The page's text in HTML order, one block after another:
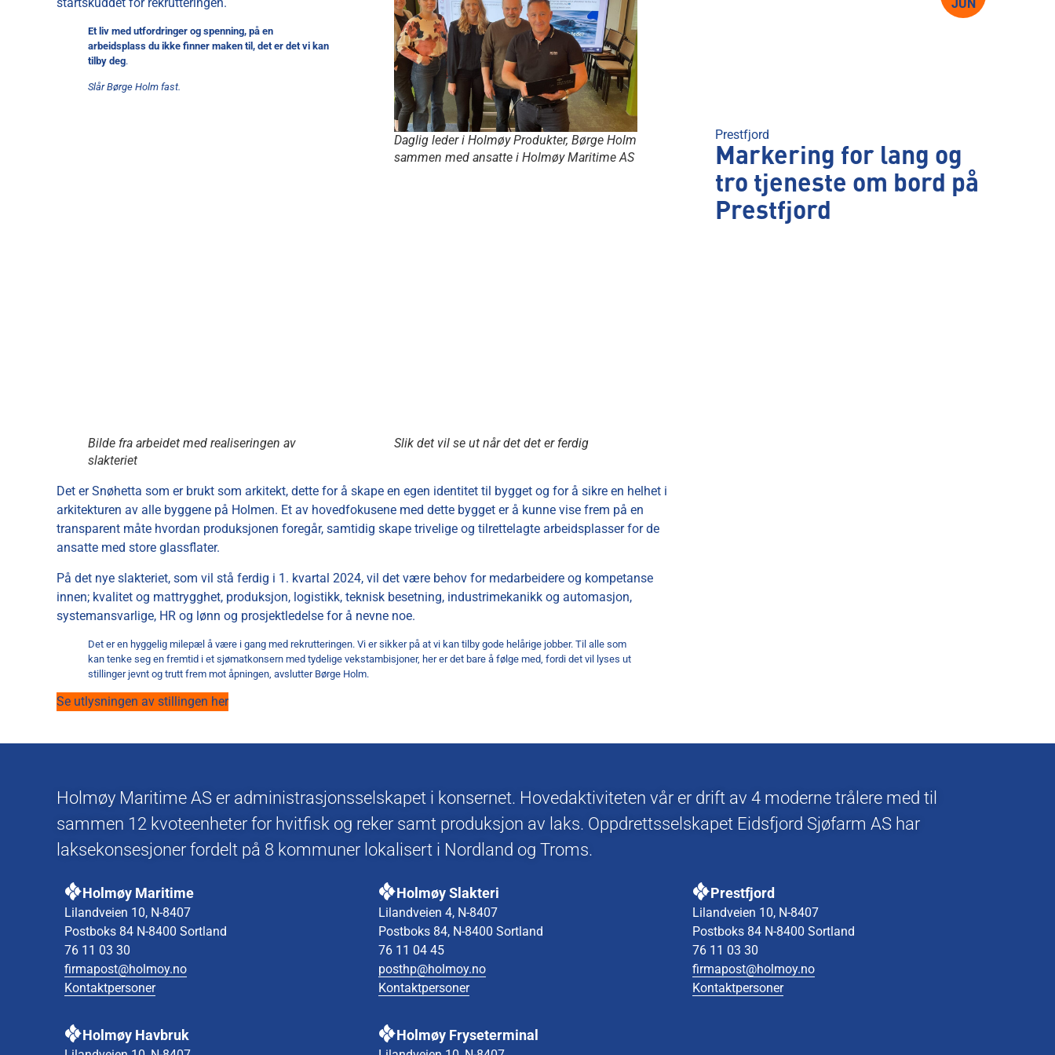
Et liv med utfordringer og spenning, på en
arbeidsplass du ikke finner maken til, det er det vi kan
tilby deg.
Slår Børge Holm fast.
Daglig leder i Holmøy Produkter, Børge Holm
sammen med ansatte i Holmøy Maritime AS
Bilde fra arbeidet med realiseringen av
slakteriet
Slik det vil se ut når det det er ferdig
Det er Snøhetta som er brukt som arkitekt, dette for å skape en egen identitet til bygget og for å sikre en helhet i
arkitekturen av alle byggene på Holmen. Et av hovedfokusene med dette bygget er å kunne vise frem på en
transparent måte hvordan produksjonen foregår, samtidig skape trivelige og tilrettelagte arbeidsplasser for de
ansatte med store glassflater.
På det nye slakteriet, som vil stå ferdig i 1. kvartal 2024, vil det være behov for medarbeidere og kompetanse
innen; kvalitet og mattrygghet, produksjon, logistikk, teknisk besetning, industrimekanikk og automasjon,
systemansvarlige, HR og lønn og prosjektledelse for å nevne noe.
Det er en hyggelig milepæl å være i gang med rekrutteringen. Vi er sikker på at vi kan tilby gode helårige jobber. Til alle som
kan tenke seg en fremtid i et sjømatkonsern med tydelige vekstambisjoner, her er det bare å følge med, fordi det vil lyses ut
stillinger jevnt og trutt frem mot åpningen, avslutter Børge Holm.
Se utlysningen av stillingen her
JUN
Prestfjord
Markering for lang og
tro tjeneste om bord på
Prestfjord
Holmøy Maritime AS er administrasjonsselskapet i konsernet. Hovedaktiviteten vår er drift av 4 moderne trålere med til
sammen 12 kvoteenheter for hvitfisk og reker samt produksjon av laks. Oppdrettsselskapet Eidsfjord Sjøfarm AS har
laksekonsesjoner fordelt på 8 kommuner lokalisert i Nordland og Troms.
Holmøy Maritime
Lilandveien 10, N-8407
Postboks 84 N-8400 Sortland
76 11 03 30
firmapost@holmoy.no
Kontaktpersoner
Holmøy Slakteri
Lilandveien 4, N-8407
Postboks 84, N-8400 Sortland
76 11 04 45
posthp@holmoy.no
Kontaktpersoner
Prestfjord
Lilandveien 10, N-8407
Postboks 84 N-8400 Sortland
76 11 03 30
firmapost@holmoy.no
Kontaktpersoner
Holmøy Havbruk Holmøy Fryseterminal